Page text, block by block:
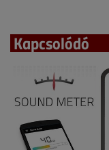
Kapcsolódó